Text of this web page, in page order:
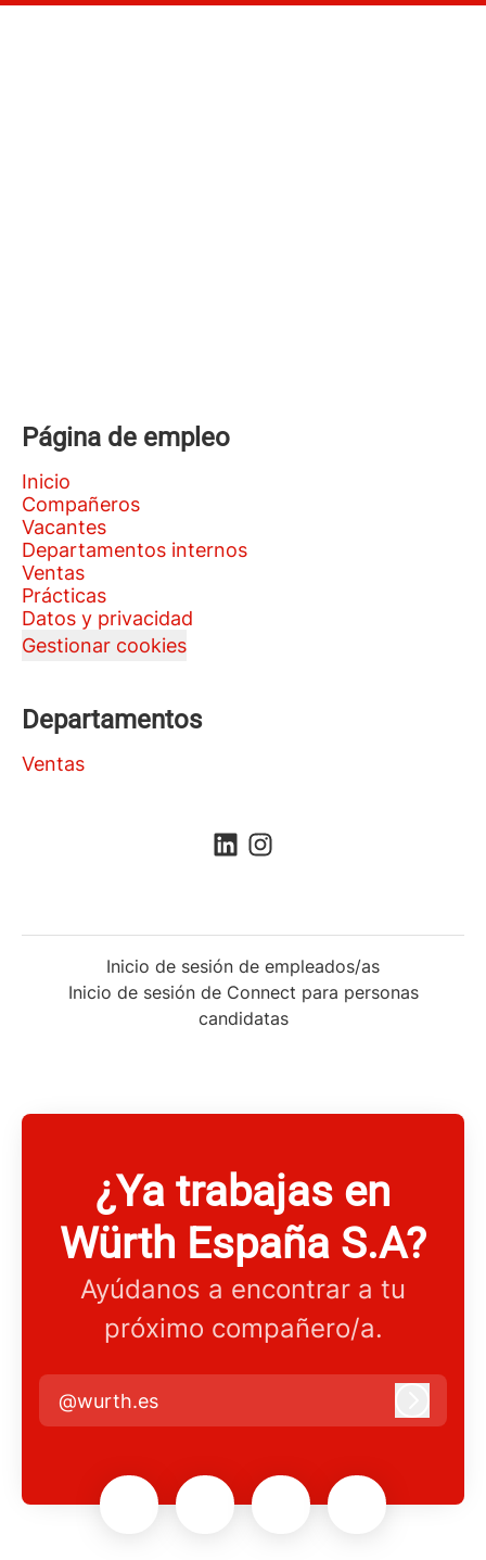
Página de empleo
Inicio
Compañeros
Vacantes
Departamentos internos
Ventas
Prácticas
Datos y privacidad
Gestionar cookies
Departamentos
Ventas
Inicio de sesión de empleados/as
Inicio de sesión de Connect para personas
candidatas
¿Ya trabajas en
Würth España S.A?
Ayúdanos a encontrar a tu
próximo compañero/a.
@wurth.es